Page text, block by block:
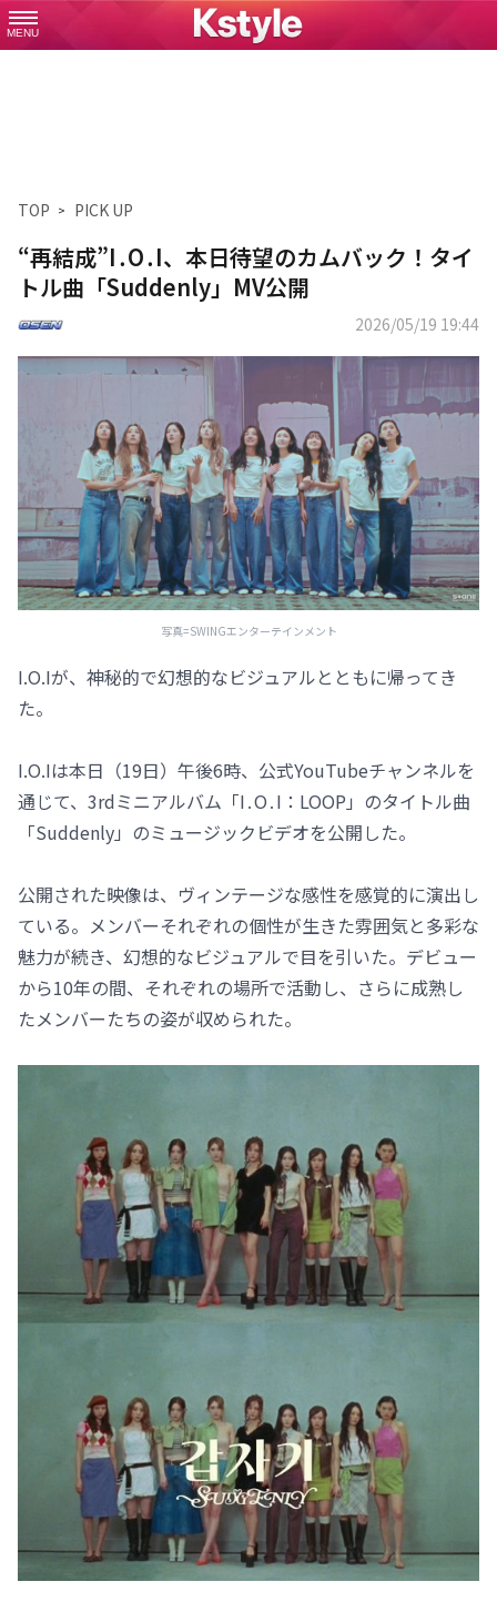
MENU
TOP PICK UP
“再結成”I․O․I、本日待望のカムバック！タイ
トル曲「Suddenly」MV公開
2026/05/19 19:44
写真=SWINGエンターテインメント
I.O.Iが、神秘的で幻想的なビジュアルとともに帰ってき
た。
I.O.Iは本日（19日）午後6時、公式YouTubeチャンネルを
通じて、3rdミニアルバム「I․O․I：LOOP」のタイトル曲
「Suddenly」のミュージックビデオを公開した。
公開された映像は、ヴィンテージな感性を感覚的に演出し
ている。メンバーそれぞれの個性が生きた雰囲気と多彩な
魅力が続き、幻想的なビジュアルで目を引いた。デビュー
から10年の間、それぞれの場所で活動し、さらに成熟し
たメンバーたちの姿が収められた。